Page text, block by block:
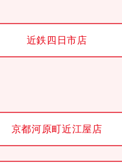
近鉄四日市店
京都河原町近江屋店